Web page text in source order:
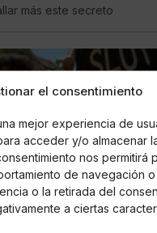
el consentimiento
mejor experiencia de
acceder y/o almacenar
nos permitirá
de navegación o
o la retirada del
a ciertas
más este secreto